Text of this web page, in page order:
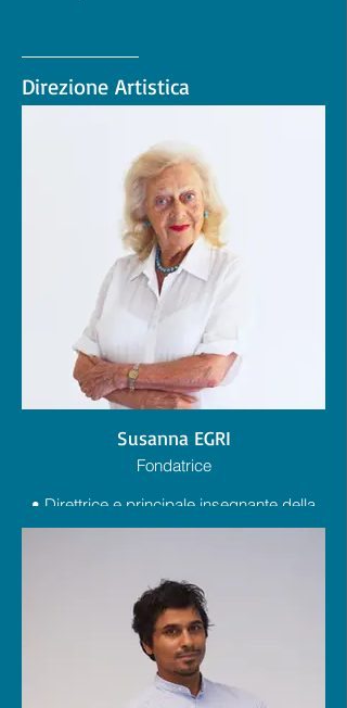
Direzione Artistica
Susanna EGRI
Fondatrice
• Direttrice e principale insegnante della
Scuola di danza “Susanna Egri”
• Direttrice artistica della Compagnia
EgriBiancoDanza
• Fondatrice e docente dell’ Università
della danza di Torino
• Presidente della Fondazione Centro di
Studio della Danza “Jolanda e Susanna
Egri”